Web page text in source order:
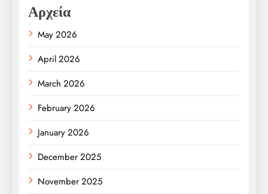
Αρχεία
May 2026
April 2026
March 2026
February 2026
January 2026
December 2025
November 2025